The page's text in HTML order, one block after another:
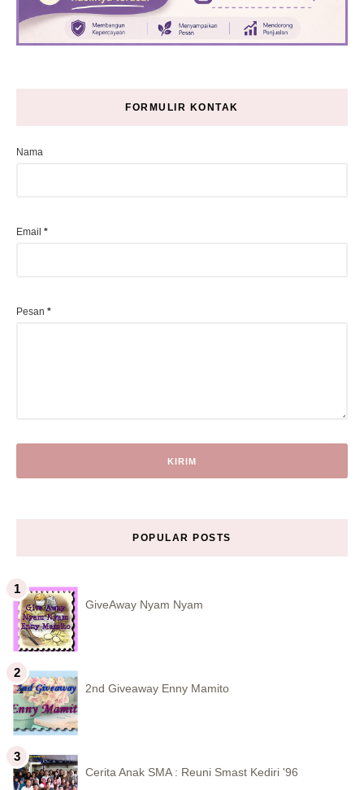
FORMULIR KONTAK
Nama
Email *
Pesan *
POPULAR POSTS
GiveAway Nyam Nyam
2nd Giveaway Enny Mamito
Cerita Anak SMA : Reuni Smast Kediri '96